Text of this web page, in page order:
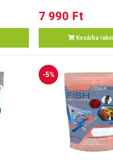
7 990 Ft
Kosárba
-5%